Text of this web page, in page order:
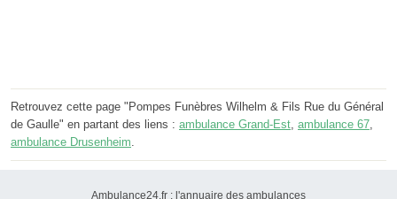
Retrouvez cette page "Pompes Funèbres Wilhelm & Fils Rue du Général
de Gaulle" en partant des liens : ambulance Grand-Est, ambulance 67,
ambulance Drusenheim.
Ambulance24.fr : l'annuaire des ambulances